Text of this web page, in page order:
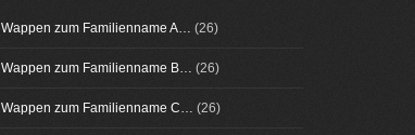
Wappen zum Familienname A… (26)
Wappen zum Familienname B… (26)
Wappen zum Familienname C… (26)